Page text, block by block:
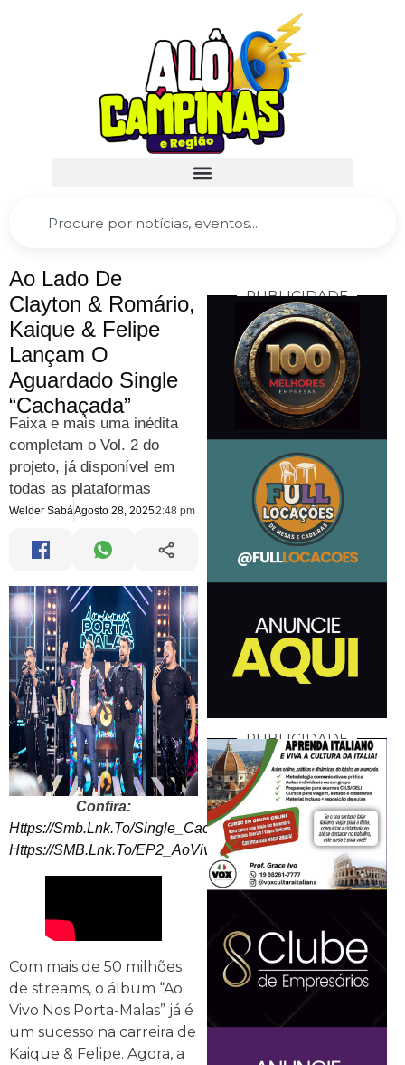
Ao Lado De
Clayton & Romário,
Kaique & Felipe
Lançam O
Aguardado Single
“Cachaçada”
Faixa e mais uma inédita
completam o Vol. 2 do
projeto, já disponível em
todas as plataformas
Welder SabáAgosto 28, 20252:48 pm
Confira:
Https://smb.lnk.to/Single_Cachacada
Https://SMB.lnk.to/EP2_AoVivoNosPortaMalas
Com mais de 50 milhões
de streams, o álbum “Ao
Vivo Nos Porta-Malas” já é
um sucesso na carreira de
Kaique & Felipe. Agora, a
PUBLICIDADE
PUBLICIDADE